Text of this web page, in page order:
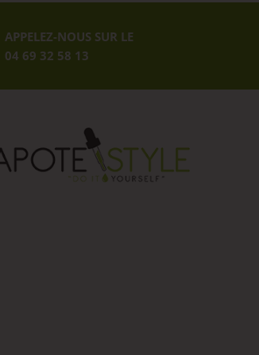
APPELEZ-NOUS SUR LE
04 69 32 58 13